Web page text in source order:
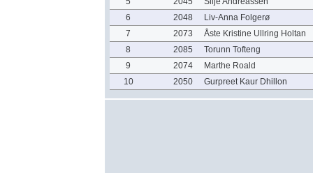
6
2048
Liv-Anna Folgerø
7
2073
Åste Kristine Ullring Holtan
8
2085
Torunn Tofteng
9
2074
Marthe Roald
10
2050 Gurpreet Kaur Dhillon